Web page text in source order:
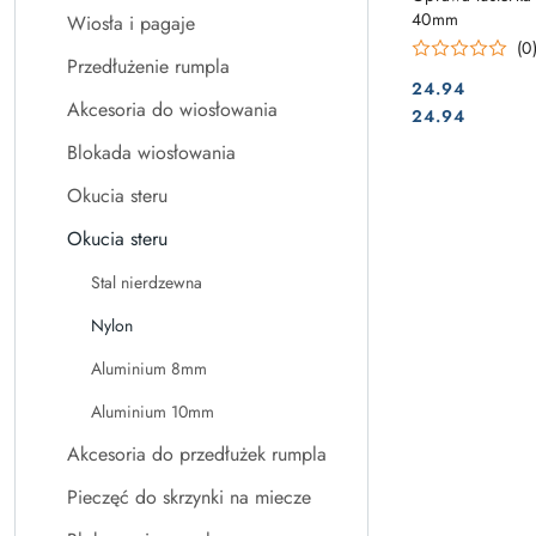
Wiosła i pagaje
Przedłużenie rumpla
Akcesoria do wiosłowania
Blokada wiosłowania
Okucia steru
Okucia steru
Stal nierdzewna
Nylon
Aluminium 8mm
Aluminium 10mm
Akcesoria do przedłużek rumpla
Pieczęć do skrzynki na miecze
40mm
(0)
Cena:
24.94
Cena:
24.94